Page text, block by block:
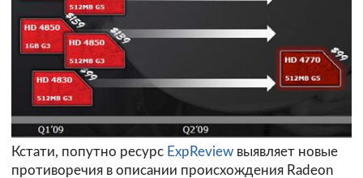
Кстати, попутно ресурс ExpReview выявляет новые
противоречия в описании происхождения Radeon